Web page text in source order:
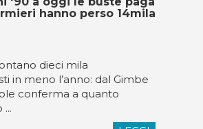
hanno perso 14mila
dieci mila
in meno l’anno: dal Gimbe
conferma a quanto